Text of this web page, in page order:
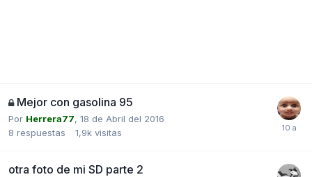
Mejor con gasolina 95
Por Herrera77, 18 de Abril del 2016
8 respuestas 1,9k visitas
otra foto de mi SD parte 2